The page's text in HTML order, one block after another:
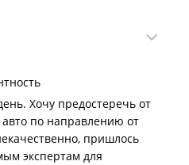
Хочу предостеречь от
по направлению от
пришлось
экспертам для